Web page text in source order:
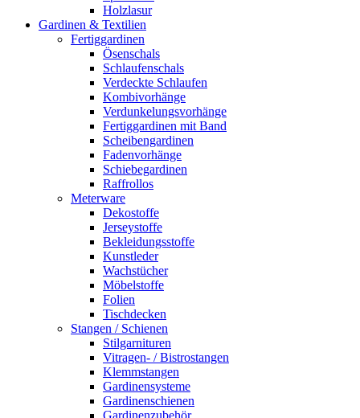
Holzlasur
Gardinen & Textilien
Fertiggardinen
Ösenschals
Schlaufenschals
Verdeckte Schlaufen
Kombivorhänge
Verdunkelungsvorhänge
Fertiggardinen mit Band
Scheibengardinen
Fadenvorhänge
Schiebegardinen
Raffrollos
Meterware
Dekostoffe
Jerseystoffe
Bekleidungsstoffe
Kunstleder
Wachstücher
Möbelstoffe
Folien
Tischdecken
Stangen / Schienen
Stilgarnituren
Vitragen- / Bistrostangen
Klemmstangen
Gardinensysteme
Gardinenschienen
Gardinenzubehör